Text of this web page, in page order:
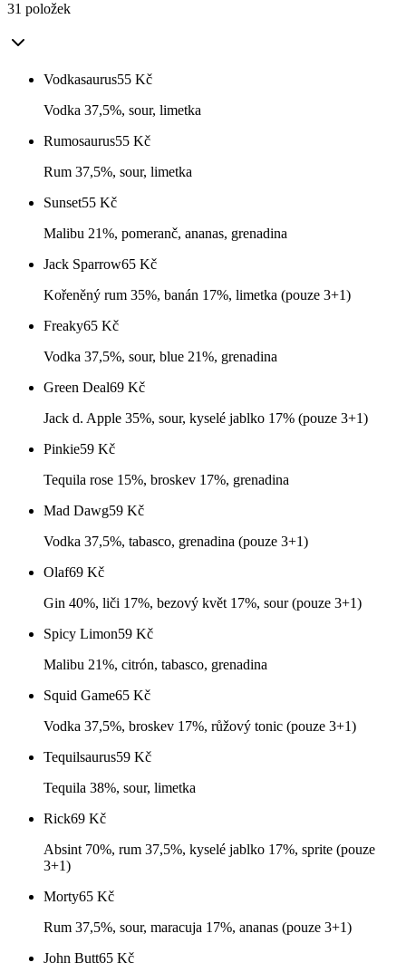
31 položek
Vodkasaurus55 Kč
Vodka 37,5%, sour, limetka
Rumosaurus55 Kč
Rum 37,5%, sour, limetka
Sunset55 Kč
Malibu 21%, pomeranč, ananas, grenadina
Jack Sparrow65 Kč
Kořeněný rum 35%, banán 17%, limetka (pouze 3+1)
Freaky65 Kč
Vodka 37,5%, sour, blue 21%, grenadina
Green Deal69 Kč
Jack d. Apple 35%, sour, kyselé jablko 17% (pouze 3+1)
Pinkie59 Kč
Tequila rose 15%, broskev 17%, grenadina
Mad Dawg59 Kč
Vodka 37,5%, tabasco, grenadina (pouze 3+1)
Olaf69 Kč
Gin 40%, liči 17%, bezový květ 17%, sour (pouze 3+1)
Spicy Limon59 Kč
Malibu 21%, citrón, tabasco, grenadina
Squid Game65 Kč
Vodka 37,5%, broskev 17%, růžový tonic (pouze 3+1)
Tequilsaurus59 Kč
Tequila 38%, sour, limetka
Rick69 Kč
Absint 70%, rum 37,5%, kyselé jablko 17%, sprite (pouze
3+1)
Morty65 Kč
Rum 37,5%, sour, maracuja 17%, ananas (pouze 3+1)
John Butt65 Kč